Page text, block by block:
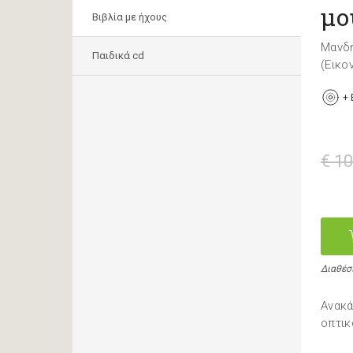
Βιβλία με ήχους
Παιδικά cd
+
€